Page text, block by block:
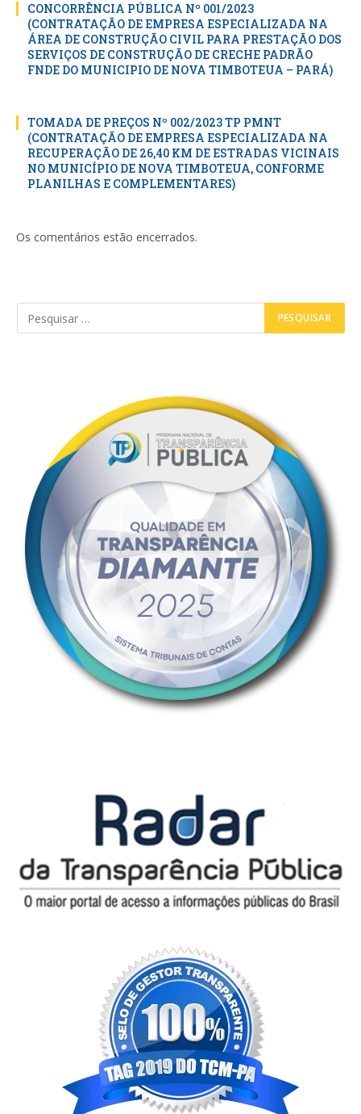
CONCORRÊNCIA PÚBLICA Nº 001/2023
(CONTRATAÇÃO DE EMPRESA ESPECIALIZADA NA
ÁREA DE CONSTRUÇÃO CIVIL PARA PRESTAÇÃO DOS
SERVIÇOS DE CONSTRUÇÃO DE CRECHE PADRÃO
FNDE DO MUNICIPIO DE NOVA TIMBOTEUA – PARÁ)
TOMADA DE PREÇOS Nº 002/2023 TP PMNT
(CONTRATAÇÃO DE EMPRESA ESPECIALIZADA NA
RECUPERAÇÃO DE 26,40 KM DE ESTRADAS VICINAIS
NO MUNICÍPIO DE NOVA TIMBOTEUA, CONFORME
PLANILHAS E COMPLEMENTARES)
Os comentários estão encerrados.